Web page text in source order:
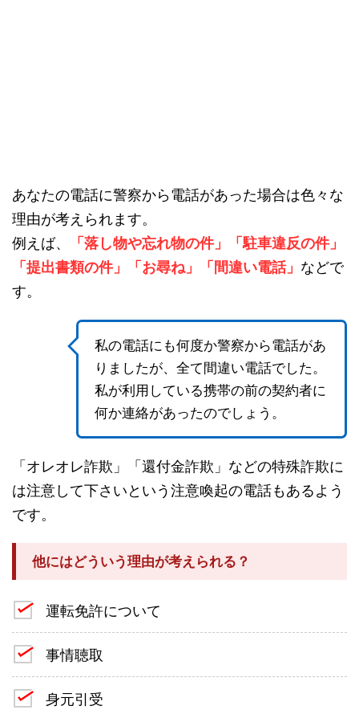
あなたの電話に警察から電話があった場合は色々な
理由が考えられます。
例えば、
「落し物や忘れ物の件」「駐車違反の件」
「提出書類の件」「お尋ね」「間違い電話」 などで
す。
私の電話にも何度か警察から電話があ
りましたが、全て間違い電話でした。
私が利用している携帯の前の契約者に
何か連絡があったのでしょう。
「オレオレ詐欺」「還付金詐欺」などの特殊詐欺に
は注意して下さいという注意喚起の電話もあるよう
です。
他にはどういう理由が考えられる？
運転免許について
事情聴取
身元引受